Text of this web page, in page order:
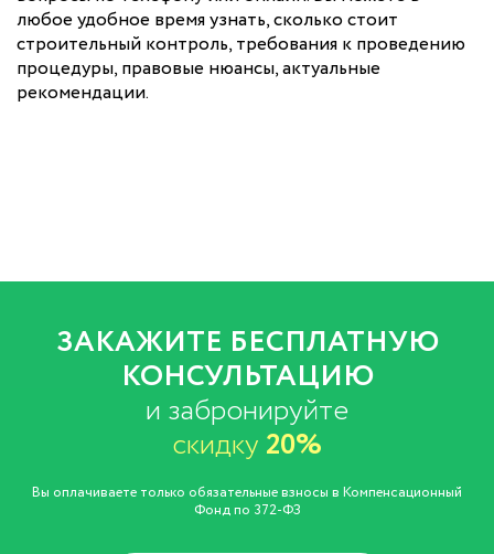
любое удобное время узнать, сколько стоит
строительный контроль, требования к проведению
процедуры, правовые нюансы, актуальные
рекомендации.
ЗАКАЖИТЕ БЕСПЛАТНУЮ
КОНСУЛЬТАЦИЮ
и забронируйте
скидку 20%
Вы оплачиваете только обязательные взносы в Компенсационный
Фонд по 372-ФЗ